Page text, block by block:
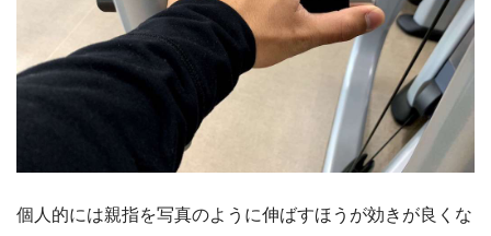
個人的には親指を写真のように伸ばすほうが効きが良くな